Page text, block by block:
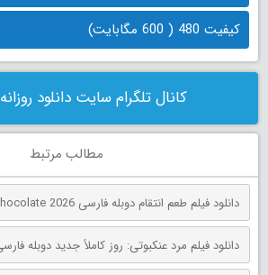
کیفیت 480 ( 600 مگابایت)
کانال تلگرام سایت دانلود روزانه
مطالب مرتبط
دانلود فیلم طعم انتقام دوبله فارسی One Spoon of Chocolate 2026